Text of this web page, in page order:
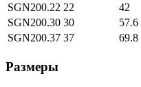
SGN200.22 22 42
SGN200.30 30 57.6
SGN200.37 37 69.8
Размеры